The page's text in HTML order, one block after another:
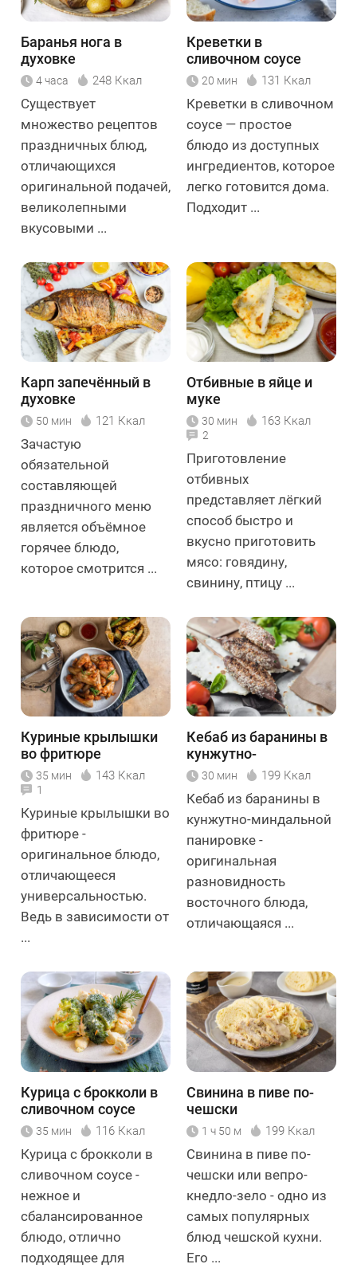
Баранья нога в
духовке
4 часа 248 Ккал
Существует
множество рецептов
праздничных блюд,
отличающихся
оригинальной подачей,
великолепными
вкусовыми ...
Креветки в
сливочном соусе
20 мин 131 Ккал
Креветки в сливочном
соусе — простое
блюдо из доступных
ингредиентов, которое
легко готовится дома.
Подходит ...
Карп запечённый в
духовке
50 мин 121 Ккал
Зачастую
обязательной
составляющей
праздничного меню
является объёмное
горячее блюдо,
которое смотрится ...
Отбивные в яйце и
муке
30 мин 163 Ккал
2
Приготовление
отбивных
представляет лёгкий
способ быстро и
вкусно приготовить
мясо: говядину,
свинину, птицу ...
Куриные крылышки
во фритюре
35 мин 143 Ккал
1
Куриные крылышки во
фритюре -
оригинальное блюдо,
отличающееся
универсальностью.
Ведь в зависимости от
...
Кебаб из баранины в
кунжутно-
миндальной
панировке
30 мин 199 Ккал
Кебаб из баранины в
кунжутно-миндальной
панировке -
оригинальная
разновидность
восточного блюда,
отличающаяся ...
Курица с брокколи в
сливочном соусе
35 мин 116 Ккал
Курица с брокколи в
сливочном соусе -
нежное и
сбалансированное
блюдо, отлично
подходящее для
Свинина в пиве по-
чешски
1 ч 50 м 199 Ккал
Свинина в пиве по-
чешски или вепро-
кнедло-зело - одно из
самых популярных
блюд чешской кухни.
Его ...